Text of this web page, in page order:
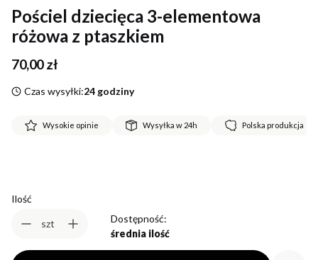
Pościel dziecięca 3-elementowa
różowa z ptaszkiem
Cena
70,00 zł
Czas wysyłki:24 godziny
Wysokie opinie Wysyłka w 24h Polska produkcja
Ilość
szt
Dostępność:
średnia ilość